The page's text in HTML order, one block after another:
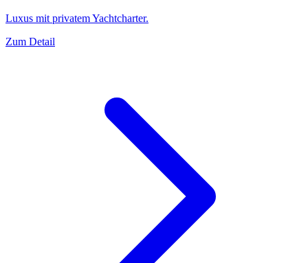
Luxus mit privatem Yachtcharter.
Zum Detail